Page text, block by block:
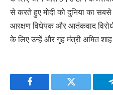
से करते हुए मोदी को दुनिया का
आरक्षण विधेयक और आतंकवाद
के लिए उन्हें और गृह मंत्री अमित शाह
Facebook Twitter